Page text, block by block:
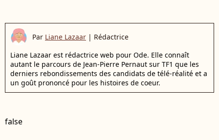
Par Liane Lazaar | Rédactrice
Liane Lazaar est rédactrice web pour Ode. Elle connaît
autant le parcours de Jean-Pierre Pernaut sur TF1 que les
derniers rebondissements des candidats de télé-réalité et a
un goût prononcé pour les histoires de coeur.
false